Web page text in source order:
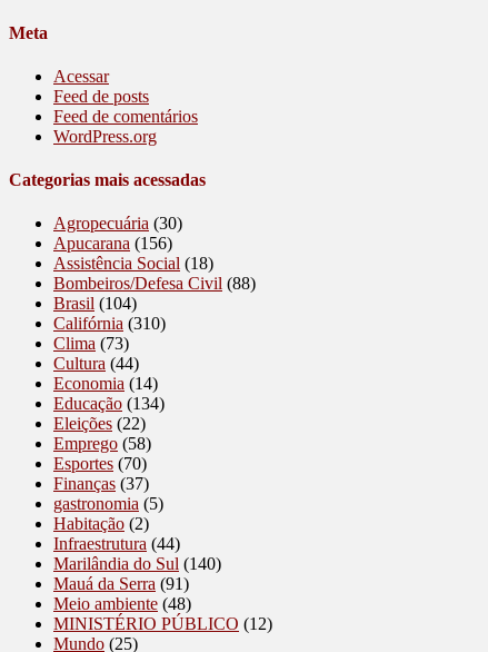
Meta
Acessar
Feed de posts
Feed de comentários
WordPress.org
Categorias mais acessadas
Agropecuária (30)
Apucarana (156)
Assistência Social (18)
Bombeiros/Defesa Civil (88)
Brasil (104)
Califórnia (310)
Clima (73)
Cultura (44)
Economia (14)
Educação (134)
Eleições (22)
Emprego (58)
Esportes (70)
Finanças (37)
gastronomia (5)
Habitação (2)
Infraestrutura (44)
Marilândia do Sul (140)
Mauá da Serra (91)
Meio ambiente (48)
MINISTÉRIO PÚBLICO (12)
Mundo (25)